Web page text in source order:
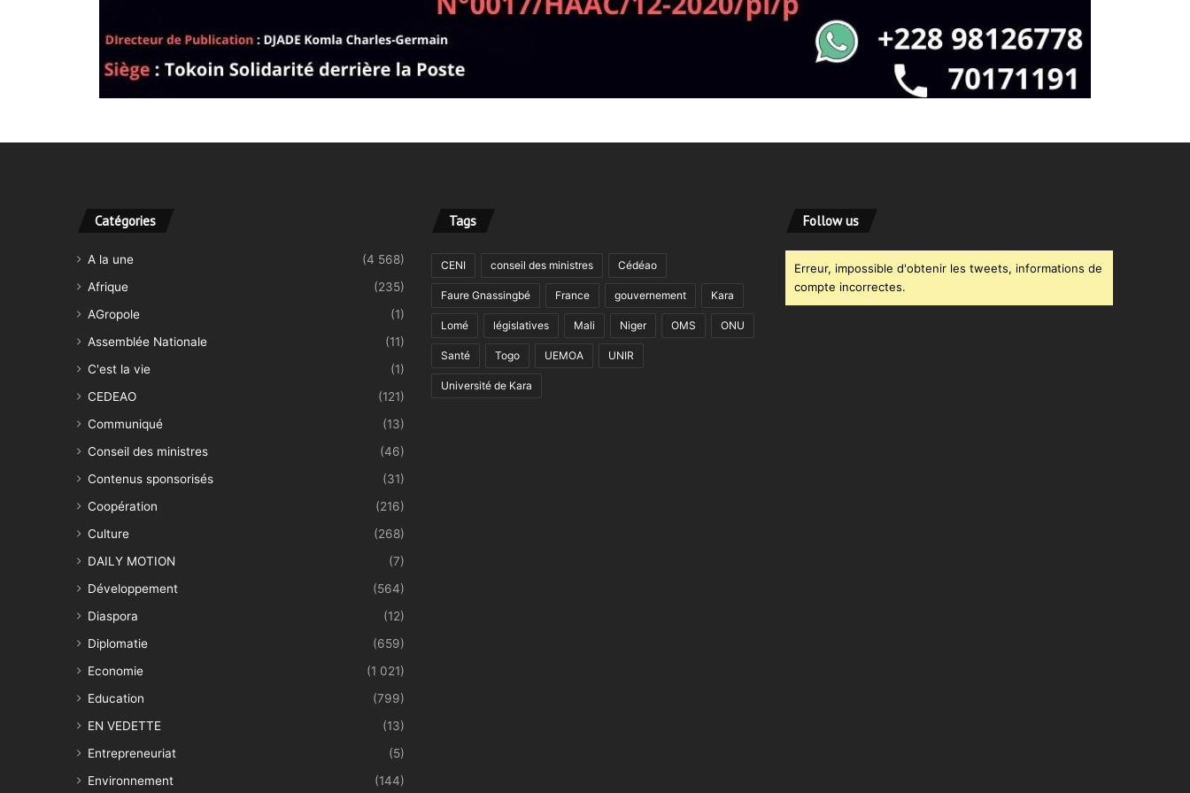
Catégories
A la une
(4 568)
Afrique
(235)
AGropole
(1)
Assemblée Nationale
(11)
C'est la vie
(1)
CEDEAO
(121)
Communiqué
(13)
Conseil des ministres
(46)
Contenus sponsorisés
(31)
Coopération
(216)
Culture
(268)
DAILY MOTION
(7)
Développement
(564)
Diaspora
(12)
Diplomatie
(659)
Economie
(1 021)
Education
(799)
EN VEDETTE
(13)
Entrepreneuriat
(5)
Environnement
(144)
Tags
CENI conseil des ministres Cédéao
Faure Gnassingbé France gouvernement Kara
Lomé législatives Mali Niger OMS ONU
Santé Togo UEMOA UNIR
Université de Kara
Follow us
Erreur, impossible d'obtenir les tweets, informations de
compte incorrectes.